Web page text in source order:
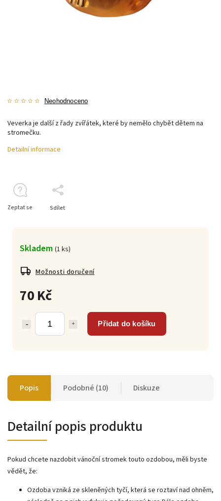
Neohodnoceno
70 Kč
Přidat do košíku
Skladem (1 ks)
Možnosti doručení
Veverka je další z řady zvířátek, které by nemělo chybět dětem na
stromečku.
Detailní informace
Zeptat se Sdílet
Popis Podobné (10) Diskuze
Detailní popis produktu
Pokud chcete nazdobit vánoční stromek touto ozdobou, měli byste
vědět, že:
Ozdoba vzniká ze skleněných tyčí, která se roztaví nad ohněm,